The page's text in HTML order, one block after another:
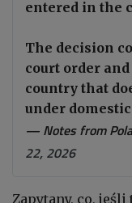
entered in the
The decision
court order
country that
under
— Notes from
22, 2026
Zapytany, co,